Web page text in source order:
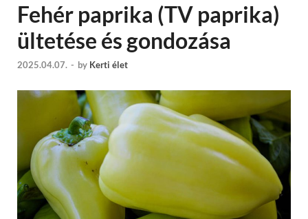
Fehér paprika (TV paprika)
ültetése és gondozása
2025.04.07. - by Kerti élet